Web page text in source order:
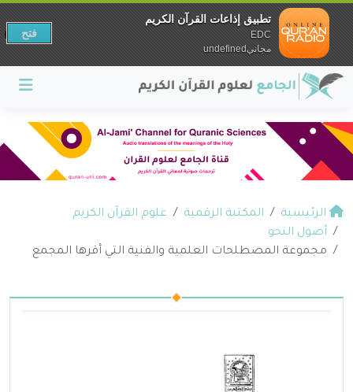
الرئيسية المكتبة الرقمية
علوم القرآن الكريم
أصول النحو
مجموعة المصطلحات العلمية والفنية التي أقرها المجمع
تطبيق إذاعات القرآن الكريم
EDC
مجانيundefined
فتح